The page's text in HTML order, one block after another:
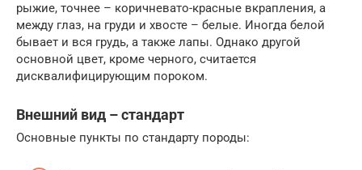
рыжие, точнее – коричневато-красные вкрапления, а
между глаз, на груди и хвосте – белые. Иногда белой
бывает и вся грудь, а также лапы. Однако другой
основной цвет, кроме черного, считается
дисквалифицирующим пороком.
Внешний вид – стандарт
Основные пункты по стандарту породы: